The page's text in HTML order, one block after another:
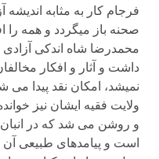
فرجام کار به مثابه اندیشه
صحنه باز می­گردد و همه را
محمدرضا شاه اندکی آزادی
داشت و آثار و افکار
نمی­شد، امکان نقد پیدا
ولایت فقیه ایشان نیز
و روشن می شد که در
است و پیامدهای طبیعی آن